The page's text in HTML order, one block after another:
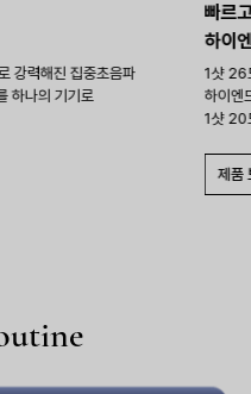
강력해진 집중초음파
하나의 기기로
빠르
하이
1샷 26
하이엔
1샷 20
제품
utine